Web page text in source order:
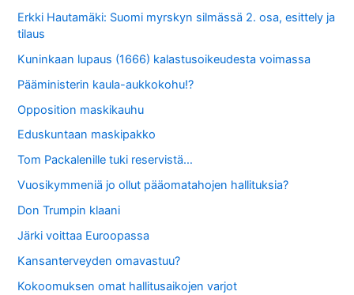
Erkki Hautamäki: Suomi myrskyn silmässä 2. osa, esittely ja
tilaus
Kuninkaan lupaus (1666) kalastusoikeudesta voimassa
Pääministerin kaula-aukkokohu!?
Opposition maskikauhu
Eduskuntaan maskipakko
Tom Packalenille tuki reservistä…
Vuosikymmeniä jo ollut pääomatahojen hallituksia?
Don Trumpin klaani
Järki voittaa Euroopassa
Kansanterveyden omavastuu?
Kokoomuksen omat hallitusaikojen varjot